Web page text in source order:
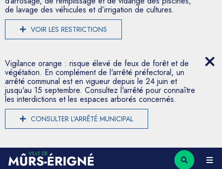
de lavage des véhicules et d’irrigation de cultures.
VOIR LES RESTRICTIONS
Vigilance orange : risque élevé de feux de forêt et de
végétation. En complément de l'arrêté préfectoral, un
arrêté communal est en vigueur depuis le 24 juin et
jusqu'au 15 septembre. Consultez l'arrêté pour connaître
les interdictions et les espaces arborés concernés.
CONSULTER L'ARRÊTÉ MUNICIPAL